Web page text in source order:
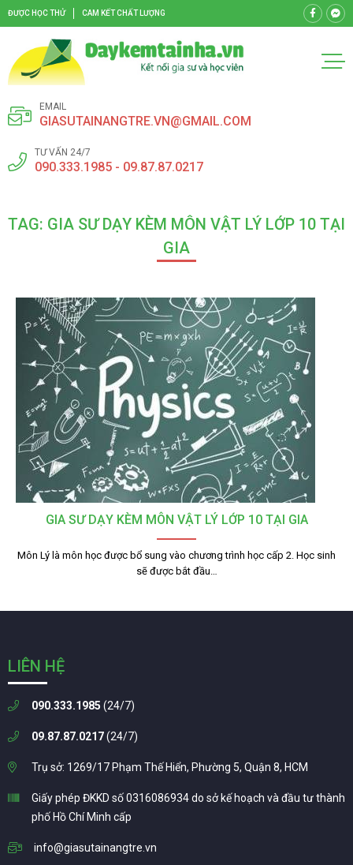
ĐƯỢC HỌC THỬ CAM KẾT CHẤT LƯỢNG
EMAIL
GIASUTAINANGTRE.VN@GMAIL.COM
TƯ VẤN 24/7
090.333.1985 - 09.87.87.0217
TAG: GIA SƯ DẠY KÈM MÔN VẬT LÝ LỚP 10 TẠI
GIA
GIA SƯ DẠY KÈM MÔN VẬT LÝ LỚP 10 TẠI GIA
Môn Lý là môn học được bổ sung vào chương trình học cấp 2. Học sinh
sẽ được bắt đầu…
LIÊN HỆ
090.333.1985 (24/7)
09.87.87.0217(24/7)
Trụ sở: 1269/17 Phạm Thế Hiển, Phường 5, Quận 8, HCM
Giấy phép ĐKKD số 0316086934 do sở kế hoạch và đầu tư thành
phố Hồ Chí Minh cấp
info@giasutainangtre.vn